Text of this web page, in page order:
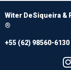
Witer DeSiqueira &
®
+55 (62) 98560-6130